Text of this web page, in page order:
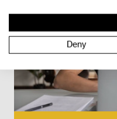
Deny